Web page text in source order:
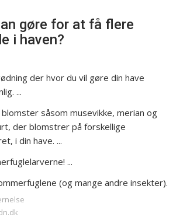
gøre for at få flere
i haven?
der hvor du vil gøre din have
...
såsom musevikke, merian og
der blomstrer på forskellige
i din have. ...
...
(og mange andre insekter).